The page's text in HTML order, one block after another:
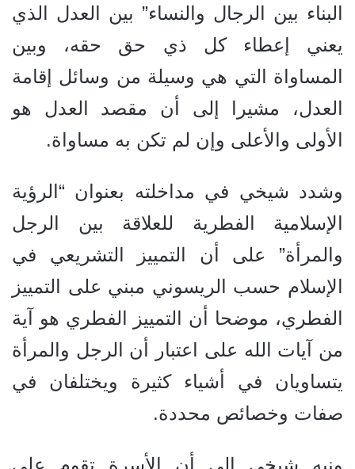
البناء بين الرجال والنساء” بين العدل الذي
يعني إعطاء كل ذي حق حقه، وبين
المساواة التي هي وسيلة من وسائل إقامة
العدل، مشيرا إلى أن مقصد العدل هو
الأولى والأعلى وإن لم تكن به مساواة.
وشدد شيخي في مداخلته بعنوان “الرؤية
الإسلامية الفطرية للعلاقة بين الرجل
والمرأة” على أن التمييز التشريعي في
الإسلام حسب الريسوني مبني على التمييز
الفطري، موضحا أن التمييز الفطري هو آية
من آيات الله على اعتبار أن الرجل والمرأة
يتساويان في أشياء كثيرة ويختلفان في
صفات وخصائص محددة.